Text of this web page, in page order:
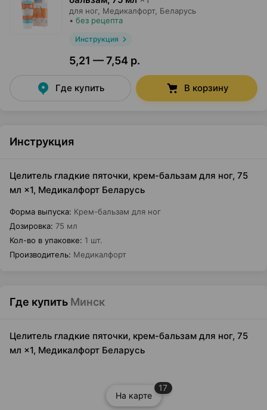
для ног, Медикалфорт, Беларусь
• без рецепта
Инструкция
5,21 — 7,54 р.
Где купить В корзину
Инструкция
Целитель гладкие пяточки, крем-бальзам для ног, 75
мл ×1, Медикалфорт Беларусь
Форма выпуска: Крем-бальзам для ног
Дозировка: 75 мл
Кол-во в упаковке: 1 шт.
Производитель: Медикалфорт
Где купить Минск
Целитель гладкие пяточки, крем-бальзам для ног, 75
мл ×1, Медикалфорт Беларусь
На карте
17